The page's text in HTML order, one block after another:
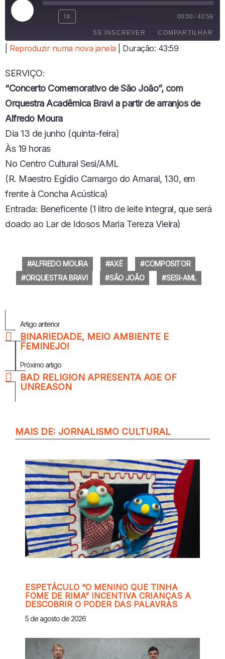
E
U
Z
R
E
I
S
D
1X 00:00 / 43:59
SE INSCREVER COMPARTILHAR
FEED RSS
LINK
INCORPO
RAR
Reproduzir numa nova janela| Duração: 43:59
SERVIÇO:
“Concerto Comemorativo de São João”, com
Orquestra Acadêmica Bravi a partir de arranjos de
Alfredo Moura
Dia 13 de junho (quinta-feira)
Às 19 horas
No Centro Cultural Sesi/AML
(R. Maestro Egídio Camargo do Amaral, 130, em
frente à Concha Acústica)
Entrada: Beneficente (1 litro de leite integral, que será
doado ao Lar de Idosos Maria Tereza Vieira)
ALFREDO MOURA AXÉ
COMPOSITOR
ORQUESTRA BRAVI
SÃO JOÃO SESI-AML
MaisArtigo anterior
BINARIEDADE, MEIO AMBIENTE E
FEMINEJO!
Próximo artigo
BAD RELIGION APRESENTA AGE OF
UNREASON
MAIS DE: JORNALISMO CULTURAL
ESPETÁCULO “O MENINO QUE TINHA
FOME DE RIMA” INCENTIVA CRIANÇAS A
DESCOBRIR O PODER DAS PALAVRAS
5 de agosto de 2026